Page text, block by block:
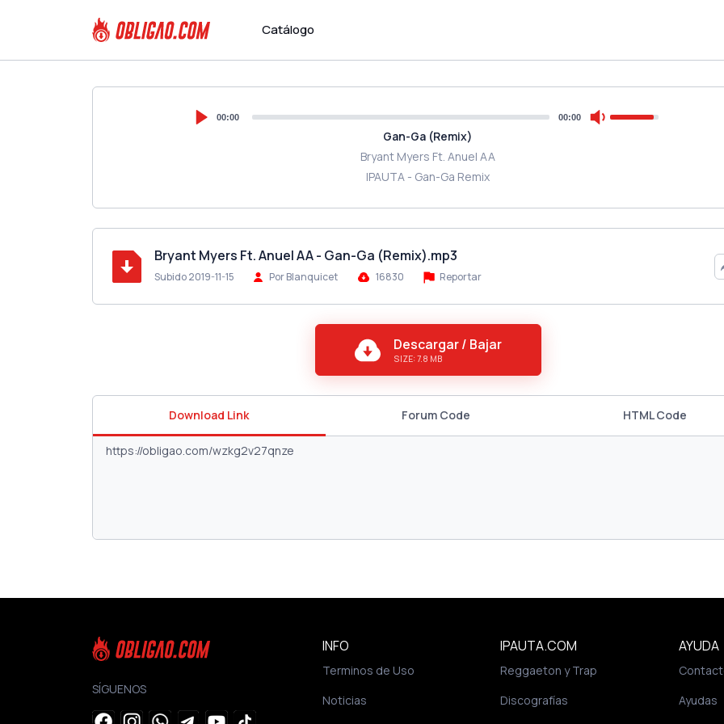
Catálogo
00:00 00:00
Gan-Ga (Remix)
Bryant Myers Ft. Anuel AA
IPAUTA - Gan-Ga Remix
Bryant Myers Ft. Anuel AA - Gan-Ga (Remix).mp3
Subido 2019-11-15 Por Blanquicet 16830 Reportar
Descargar / Bajar
SIZE: 7.8 MB
Download Link Forum Code HTML Code
SÍGUENOS
INFO
Terminos de Uso
Noticias
IPAUTA.COM
Reggaeton y Trap
Discografías
AYUDA
Ayudas